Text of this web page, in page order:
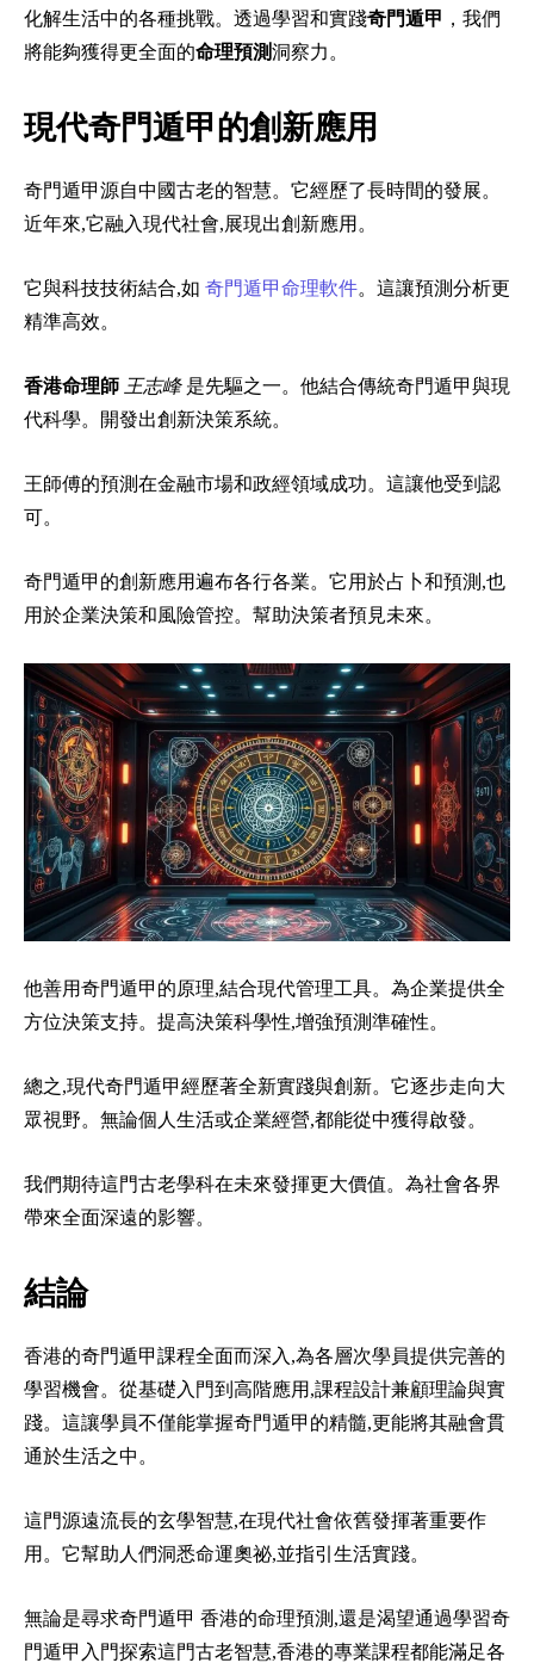
化解生活中的各種挑戰。透過學習和實踐奇門遁甲 ，我們
將能夠獲得更全面的命理預測洞察力。
現代奇門遁甲的創新應用
奇門遁甲源自中國古老的智慧。它經歷了長時間的發展。
近年來,它融入現代社會,展現出創新應用。
它與科技技術結合,如 奇門遁甲命理軟件。這讓預測分析更
精準高效。
香港命理師 王志峰是先驅之一。他結合傳統奇門遁甲與現
代科學。開發出創新決策系統。
王師傅的預測在金融市場和政經領域成功。這讓他受到認
可。
奇門遁甲的創新應用遍布各行各業。它用於占卜和預測,也
用於企業決策和風險管控。幫助決策者預見未來。
他善用奇門遁甲的原理,結合現代管理工具。為企業提供全
方位決策支持。提高決策科學性,增強預測準確性。
總之,現代奇門遁甲經歷著全新實踐與創新。它逐步走向大
眾視野。無論個人生活或企業經營,都能從中獲得啟發。
我們期待這門古老學科在未來發揮更大價值。為社會各界
帶來全面深遠的影響。
結論
香港的奇門遁甲課程全面而深入,為各層次學員提供完善的
學習機會。從基礎入門到高階應用,課程設計兼顧理論與實
踐。這讓學員不僅能掌握奇門遁甲的精髓,更能將其融會貫
通於生活之中。
這門源遠流長的玄學智慧,在現代社會依舊發揮著重要作
用。它幫助人們洞悉命運奧祕,並指引生活實踐。
無論是尋求奇門遁甲 香港的命理預測,還是渴望通過學習奇
門遁甲入門探索這門古老智慧,香港的專業課程都能滿足各